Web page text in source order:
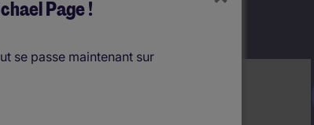
Page !
se passe maintenant sur